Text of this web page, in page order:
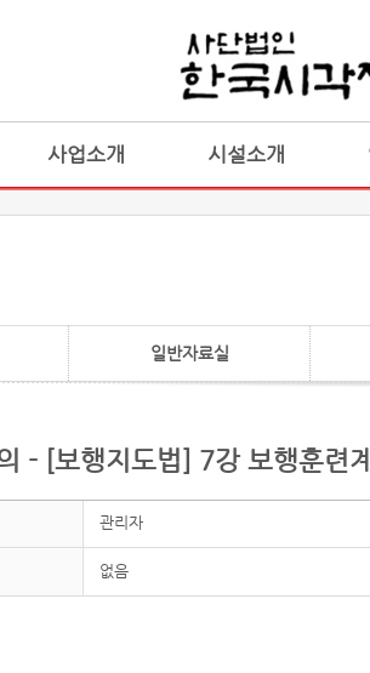
사업소개 시설소개
일반자료실
- [보행지도법] 7강 보행훈련
관리자
없음